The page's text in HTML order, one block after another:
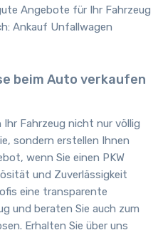
Angebote für Ihr Fahrzeug
Ankauf Unfallwagen
beim Auto verkaufen
Fahrzeug nicht nur völlig
sondern erstellen Ihnen
wenn Sie einen PKW
und Zuverlässigkeit
eine transparente
und beraten Sie auch zum
Erhalten Sie über uns